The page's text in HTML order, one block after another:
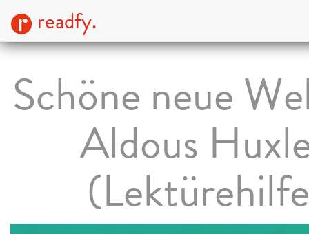
readfy.
Schöne neue
Aldous